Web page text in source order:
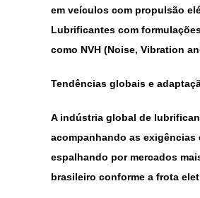
em veículos com propulsão
Lubrificantes com
como NVH (Noise, Vibration
Tendências globais e
A indústria global de
acompanhando as
espalhando por mercados
brasileiro conforme a frota